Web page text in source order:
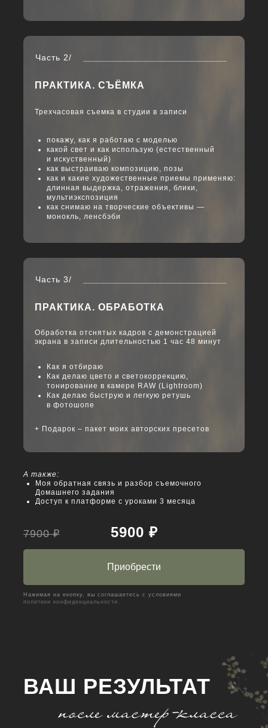
Часть 2/
ПРАКТИКА. СЪЁМКА
Трехчасовая съемка в студии в записи
покажу, как я работаю с моделью
какой свет и как использую (естественный
и искуственный)
как выстраиваю композицию, позы
как и какие художественные приемы применяю:
длинная выдержка, отражения, блики,
мультиэкспозиция
как снимаю на творческие объективы —
монокль, ленсбэби
Часть 3/
ПРАКТИКА. ОБРАБОТКА
Обработка отснятых кадров с демонстрацией
экрана в записи длительностью 1 час 48 минут
Как я отбираю
Как делаю цвето и светокоррекцию,
тонирование в камере RAW (Lightroom)
Как делаю быструю и легкую ретушь
в фотошопе
+ Подарок – пакет моих авторских пресетов
А также:
Моя обратная связь и разбор съемочного
Домашнего задания
Доступ к платформе с уроками 3 месяца
Приобрести
5900 ₽
Нажимая на кнопку, вы соглашаетесь с условиями
политики конфиденциальности.
7900 ₽
ВАШ РЕЗУЛЬТАТ